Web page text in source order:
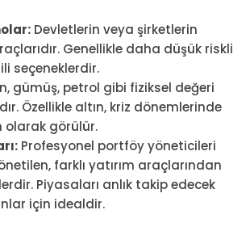
Devletlerin veya şirketlerin
Genellikle daha düşük riskli
seçeneklerdir.
gümüş, petrol gibi fiziksel değeri
Özellikle altın, kriz dönemlerinde
olarak görülür.
Profesyonel portföy yöneticileri
farklı yatırım araçlarından
Piyasaları anlık takip edecek
için idealdir.